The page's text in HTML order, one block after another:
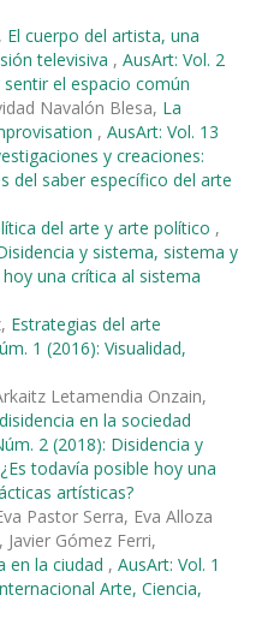
El cuerpo del artista, una
televisiva , AusArt: Vol. 2
el espacio común
Navalón Blesa, La
, AusArt: Vol. 13
y creaciones:
del saber específico del arte
del arte y arte político ,
y sistema, sistema y
una crítica al sistema
Estrategias del arte
1 (2016): Visualidad,
Letamendia Onzain,
en la sociedad
2 (2018): Disidencia y
todavía posible hoy una
artísticas?
Pastor Serra, Eva Alloza
Gómez Ferri,
en la ciudad , AusArt: Vol. 1
Arte, Ciencia,